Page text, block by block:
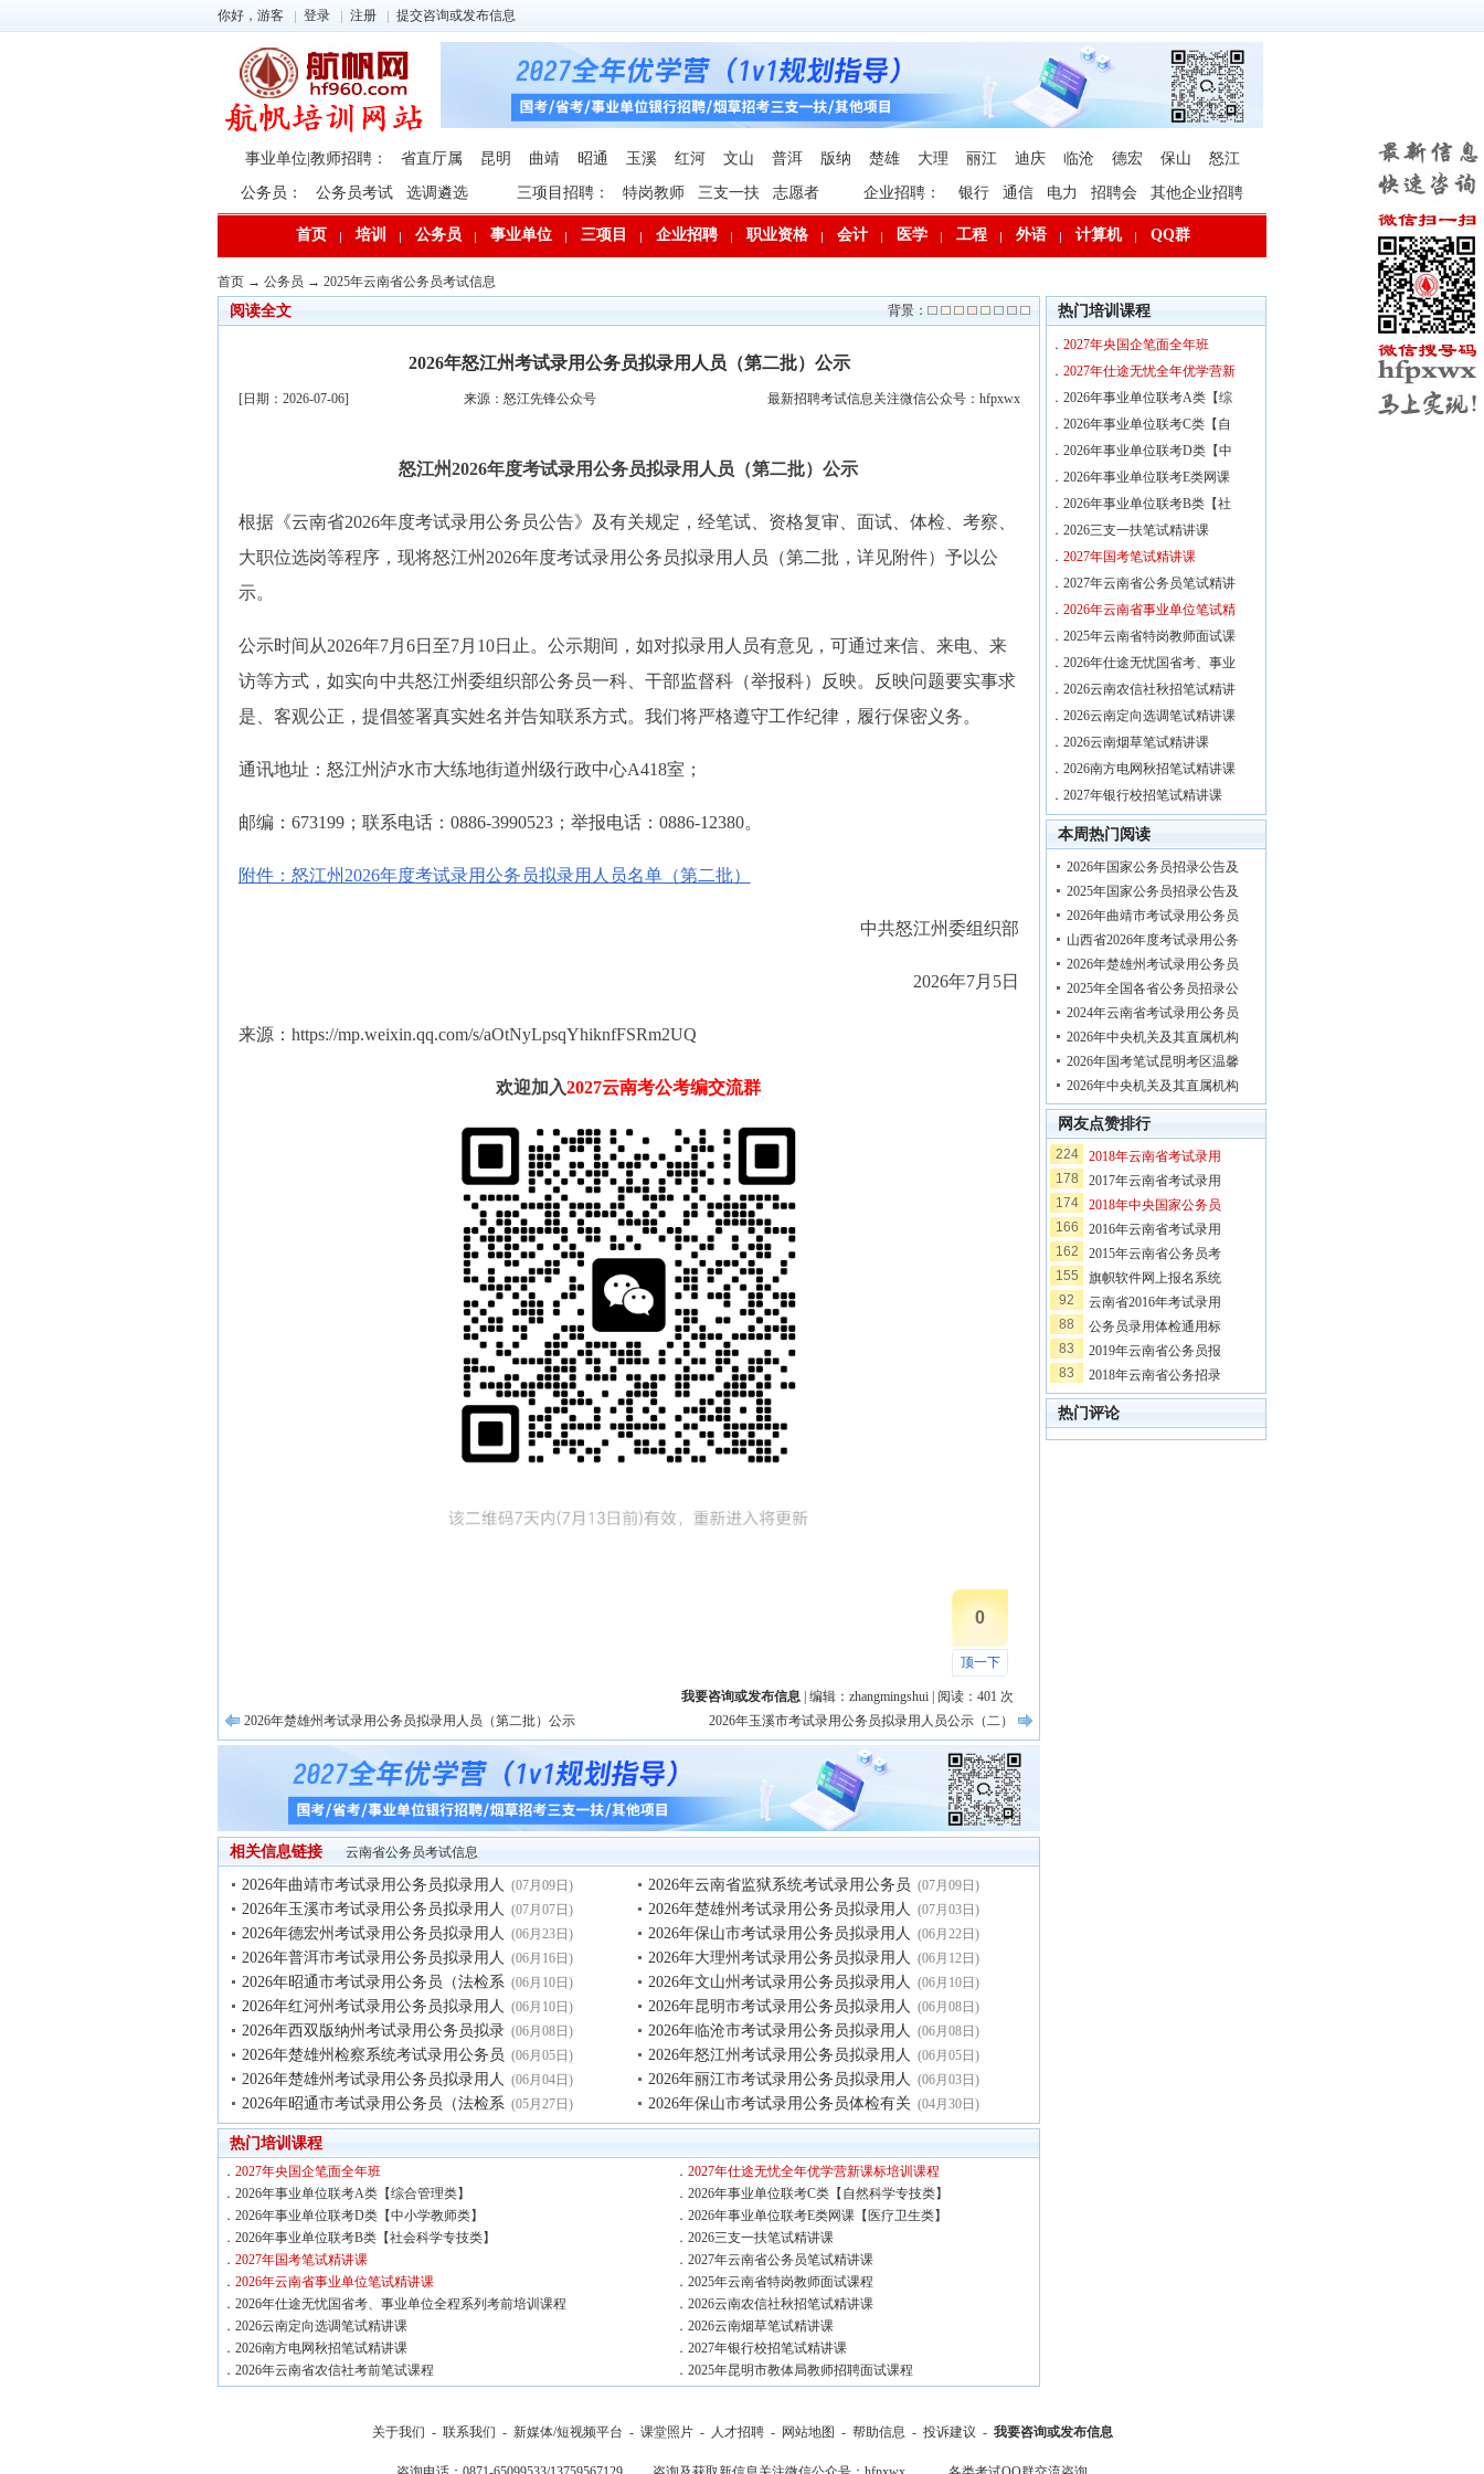
你好，游客 登录 注册 提交咨询或发布信息
事业单位|教师招聘： 省直厅属 昆明 曲靖 昭通 玉溪 红河 文山 普洱 版纳 楚雄 大理 丽江 迪庆 临沧 德宏 保山 怒江
公务员： 公务员考试 选调遴选 三项目招聘： 特岗教师 三支一扶 志愿者 企业招聘： 银行 通信 电力 招聘会 其他企业招聘
首页 培训 公务员 事业单位 三项目 企业招聘 职业资格 会计 医学 工程 外语 计算机 QQ群
首页 → 公务员 → 2025年云南省公务员考试信息
背景：
阅读全文
2026年怒江州考试录用公务员拟录用人员（第二批）公示
[日期：2026-07-06] 来源：怒江先锋公众号 最新招聘考试信息关注微信公众号：hfpxwx
怒江州2026年度考试录用公务员拟录用人员（第二批）公示
根据《云南省2026年度考试录用公务员公告》及有关规定，经笔试、资格复审、面试、体检、考察、
大职位选岗等程序，现将怒江州2026年度考试录用公务员拟录用人员（第二批，详见附件）予以公
示。
公示时间从2026年7月6日至7月10日止。公示期间，如对拟录用人员有意见，可通过来信、来电、来
访等方式，如实向中共怒江州委组织部公务员一科、干部监督科（举报科）反映。反映问题要实事求
是、客观公正，提倡签署真实姓名并告知联系方式。我们将严格遵守工作纪律，履行保密义务。
通讯地址：怒江州泸水市大练地街道州级行政中心A418室；
邮编：673199；联系电话：0886-3990523；举报电话：0886-12380。
附件：怒江州2026年度考试录用公务员拟录用人员名单（第二批）
中共怒江州委组织部
2026年7月5日
来源：https://mp.weixin.qq.com/s/aOtNyLpsqYhiknfFSRm2UQ
欢迎加入2027云南考公考编交流群
0
顶一下
我要咨询或发布信息 | 编辑： zhangmingshui | 阅读： 401 次
2026年楚雄州考试录用公务员拟录用人员（第二批）公示
2026年玉溪市考试录用公务员拟录用人员公示（二）
相关信息链接 云南省公务员考试信息
2026年曲靖市考试录用公务员拟录用人 (07月09日)
2026年玉溪市考试录用公务员拟录用人 (07月07日)
2026年德宏州考试录用公务员拟录用人 (06月23日)
2026年普洱市考试录用公务员拟录用人 (06月16日)
2026年昭通市考试录用公务员（法检系 (06月10日)
2026年红河州考试录用公务员拟录用人 (06月10日)
2026年西双版纳州考试录用公务员拟录 (06月08日)
2026年楚雄州检察系统考试录用公务员 (06月05日)
2026年楚雄州考试录用公务员拟录用人 (06月04日)
2026年昭通市考试录用公务员（法检系 (05月27日)
2026年云南省监狱系统考试录用公务员 (07月09日)
2026年楚雄州考试录用公务员拟录用人 (07月03日)
2026年保山市考试录用公务员拟录用人 (06月22日)
2026年大理州考试录用公务员拟录用人 (06月12日)
2026年文山州考试录用公务员拟录用人 (06月10日)
2026年昆明市考试录用公务员拟录用人 (06月08日)
2026年临沧市考试录用公务员拟录用人 (06月08日)
2026年怒江州考试录用公务员拟录用人 (06月05日)
2026年丽江市考试录用公务员拟录用人 (06月03日)
2026年保山市考试录用公务员体检有关 (04月30日)
热门培训课程
． 2027年央国企笔面全年班 ． 2027年仕途无忧全年优学营新课标培训课程
． 2026年事业单位联考A类【综合管理类】 ． 2026年事业单位联考C类【自然科学专技类】
． 2026年事业单位联考D类【中小学教师类】 ． 2026年事业单位联考E类网课【医疗卫生类】
． 2026年事业单位联考B类【社会科学专技类】 ． 2026三支一扶笔试精讲课
． 2027年国考笔试精讲课 ． 2027年云南省公务员笔试精讲课
． 2026年云南省事业单位笔试精讲课 ． 2025年云南省特岗教师面试课程
． 2026年仕途无忧国省考、事业单位全程系列考前培训课程 ． 2026云南农信社秋招笔试精讲课
． 2026云南定向选调笔试精讲课 ． 2026云南烟草笔试精讲课
． 2026南方电网秋招笔试精讲课 ． 2027年银行校招笔试精讲课
． 2026年云南省农信社考前笔试课程 ． 2025年昆明市教体局教师招聘面试课程
热门培训课程
． 2027年央国企笔面全年班
． 2027年仕途无忧全年优学营新
． 2026年事业单位联考A类【综
． 2026年事业单位联考C类【自
． 2026年事业单位联考D类【中
． 2026年事业单位联考E类网课
． 2026年事业单位联考B类【社
． 2026三支一扶笔试精讲课
． 2027年国考笔试精讲课
． 2027年云南省公务员笔试精讲
． 2026年云南省事业单位笔试精
． 2025年云南省特岗教师面试课
． 2026年仕途无忧国省考、事业
． 2026云南农信社秋招笔试精讲
． 2026云南定向选调笔试精讲课
． 2026云南烟草笔试精讲课
． 2026南方电网秋招笔试精讲课
． 2027年银行校招笔试精讲课
本周热门阅读
2026年国家公务员招录公告及
2025年国家公务员招录公告及
2026年曲靖市考试录用公务员
山西省2026年度考试录用公务
2026年楚雄州考试录用公务员
2025年全国各省公务员招录公
2024年云南省考试录用公务员
2026年中央机关及其直属机构
2026年国考笔试昆明考区温馨
2026年中央机关及其直属机构
网友点赞排行
224
2018年云南省考试录用
178
2017年云南省考试录用
174
2018年中央国家公务员
166
2016年云南省考试录用
162
2015年云南省公务员考
155
旗帜软件网上报名系统
92
云南省2016年考试录用
88
公务员录用体检通用标
83
2019年云南省公务员报
83
2018年云南省公务招录
热门评论
关于我们 - 联系我们 - 新媒体/短视频平台 - 课堂照片- 人才招聘- 网站地图 - 帮助信息 - 投诉建议 - 我要咨询或发布信息